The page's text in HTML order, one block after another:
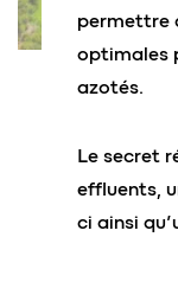
permettre
optimales
azotés.
Le secret
effluents,
ci ainsi